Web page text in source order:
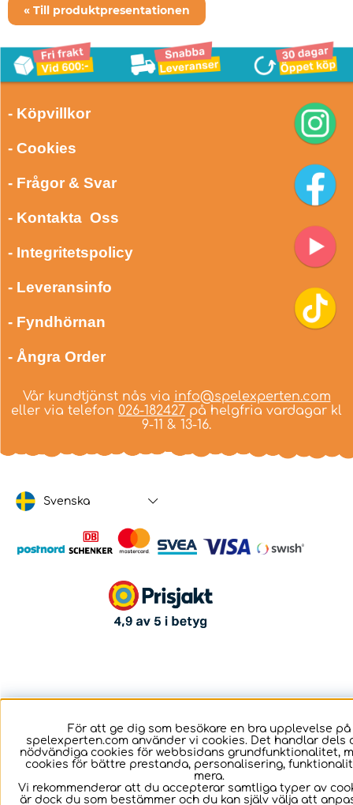
« Till produktpresentationen
- Köpvillkor
- Cookies
- Frågor & Svar
- Kontakta Oss
- Integritetspolicy
- Leveransinfo
- Fyndhörnan
- Ångra Order
Vår kundtjänst nås via info@spelexperten.com
eller via telefon 026-182427 på helgfria vardagar kl
9-11 & 13-16.
Svenska
För att ge dig som besökare en bra upplevelse på
spelexperten.com använder vi cookies. Det handlar dels
nödvändiga cookies för webbsidans grundfunktionalitet,
cookies för bättre prestanda, personalisering,
mera.
Vi rekommenderar att du accepterar samtliga typer av
är dock du som bestämmer och du kan själv välja att